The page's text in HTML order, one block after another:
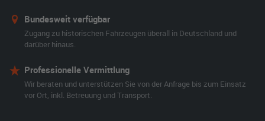
Bundesweit verfügbar
Zugang zu historischen Fahrzeugen überall in Deutschland und
darüber hinaus.
Professionelle Vermittlung
Wir beraten und unterstützen Sie von der Anfrage bis zum Einsatz
vor Ort, inkl. Betreuung und Transport.